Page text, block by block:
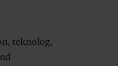
teknolog,